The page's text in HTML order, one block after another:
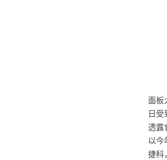
面板
日
透露
以今
捷科